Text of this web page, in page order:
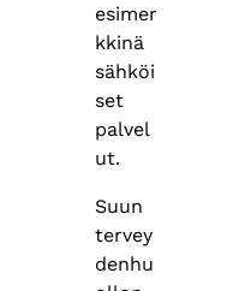
esimer
kkinä
sähköi
set
palvel
ut.
Suun
tervey
denhu